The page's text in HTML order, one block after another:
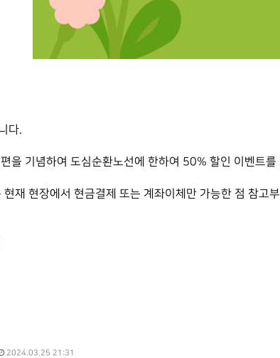
다.
을 기념하여 도심순환노선에 한하여 50% 할인 이벤트
현재 현장에서 현금결제 또는 계좌이체만 가능한 점 참고
2024.03.25 21:31